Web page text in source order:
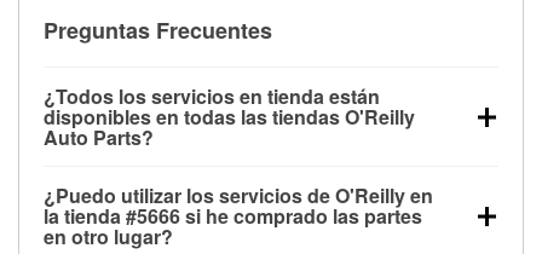
Preguntas Frecuentes
¿Todos los servicios en tienda están
disponibles en todas las tiendas O'Reilly
Auto Parts?
las pruebas de batería, pruebas de alternador y
motor de arranque, revisión de la luz “Check Engine”
¿Puedo utilizar los servicios de O'Reilly en
la tienda #5666 si he comprado las partes
en otro lugar?